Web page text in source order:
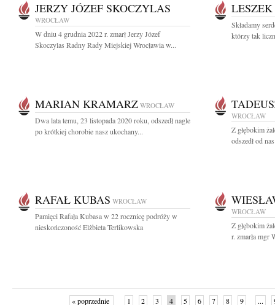
JERZY JÓZEF SKOCZYLAS
WROCŁAW
W dniu 4 grudnia 2022 r. zmarł Jerzy Józef
Skoczylas Radny Rady Miejskiej Wrocławia w...
Składamy
którzy tak
MARIAN KRAMARZ WROCŁAW
Dwa lata temu, 23 listopada 2020 roku, odszedł nagle
po krótkiej chorobie nasz ukochany...
WROCŁAW
Z głębokim
odszedł od
RAFAŁ KUBAS WROCŁAW
Pamięci Rafała Kubasa w 22 rocznicę podróży w
nieskończoność Elżbieta Terlikowska
WROCŁAW
Z głębokim
r. zmarła mgr
« poprzednie 1 2 3 4 5 6 7 8 9 ...